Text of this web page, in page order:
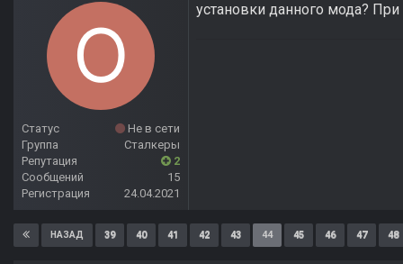
Статус
Не в сети
Группа
Сталкеры
Репутация
2
Сообщений
15
Регистрация
24.04.2021
установки данного мода?
НАЗАД 39 40 41 42 43 44 45 46 47 48